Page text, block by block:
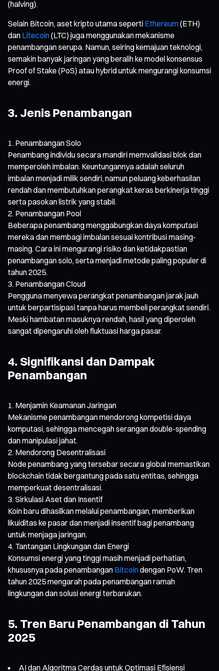
(halving).
Selain Bitcoin, aset kripto utama seperti Ethereum(ETH)
dan Litecoin(LTC) juga menggunakan mekanisme
penambangan serupa. Namun, seiring kemajuan teknologi,
semakin banyak jaringan yang beralih ke model konsensus
Proof of Stake (PoS) atau hybrid untuk mengurangi konsumsi
energi.
3. Jenis Penambangan
Penambangan Solo
Penambang individu secara mandiri memvalidasi blok dan
memperoleh imbalan. Keuntungannya adalah seluruh
imbalan menjadi milik sendiri, namun peluang keberhasilan
rendah dan membutuhkan perangkat keras berkinerja tinggi
serta pasokan listrik yang stabil.
Penambangan Pool
Beberapa penambang menggabungkan daya komputasi
mereka dan membagi imbalan sesuai kontribusi masing-
masing. Cara ini mengurangi risiko dan ketidakpastian
penambangan solo, serta menjadi metode paling populer di
tahun 2025.
Penambangan Cloud
Pengguna menyewa perangkat penambangan jarak jauh
untuk berpartisipasi tanpa harus membeli perangkat sendiri.
Meski hambatan masuknya rendah, hasil yang diperoleh
sangat dipengaruhi oleh fluktuasi harga pasar.
4. Signifikansi dan Dampak
Penambangan
Menjamin Keamanan Jaringan
Mekanisme penambangan mendorong kompetisi daya
komputasi, sehingga mencegah serangan double-spending
dan manipulasi jahat.
Mendorong Desentralisasi
Node penambang yang tersebar secara global memastikan
blockchain tidak bergantung pada satu entitas, sehingga
memperkuat desentralisasi.
Sirkulasi Aset dan Insentif
Koin baru dihasilkan melalui penambangan, memberikan
likuiditas ke pasar dan menjadi insentif bagi penambang
untuk menjaga jaringan.
Tantangan Lingkungan dan Energi
Konsumsi energi yang tinggi masih menjadi perhatian,
khususnya pada penambangan Bitcoindengan PoW. Tren
tahun 2025 mengarah pada penambangan ramah
lingkungan dan solusi energi terbarukan.
5. Tren Baru Penambangan di Tahun
2025
AI dan Algoritma Cerdas untuk Optimasi Efisiensi